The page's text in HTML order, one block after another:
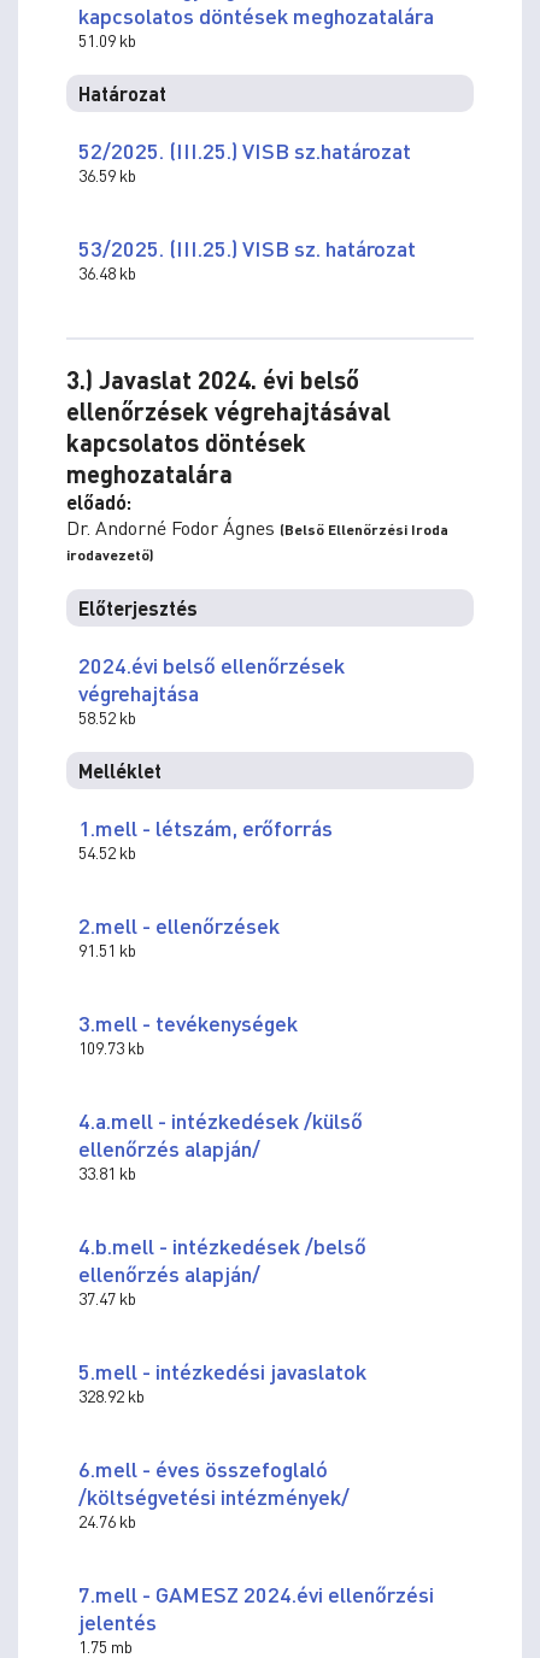
kapcsolatos döntések meghozatalára
51.09 kb
Határozat
52/2025. (III.25.) VISB sz.határozat
36.59 kb
53/2025. (III.25.) VISB sz. határozat
36.48 kb
3.) Javaslat 2024. évi belső
ellenőrzések végrehajtásával
kapcsolatos döntések
meghozatalára
előadó:
Dr. Andorné Fodor Ágnes (Belső Ellenőrzési Iroda
irodavezető)
Előterjesztés
2024.évi belső ellenőrzések
végrehajtása
58.52 kb
Melléklet
1.mell - létszám, erőforrás
54.52 kb
2.mell - ellenőrzések
91.51 kb
3.mell - tevékenységek
109.73 kb
4.a.mell - intézkedések /külső
ellenőrzés alapján/
33.81 kb
4.b.mell - intézkedések /belső
ellenőrzés alapján/
37.47 kb
5.mell - intézkedési javaslatok
328.92 kb
6.mell - éves összefoglaló
/költségvetési intézmények/
24.76 kb
7.mell - GAMESZ 2024.évi ellenőrzési
jelentés
1.75 mb